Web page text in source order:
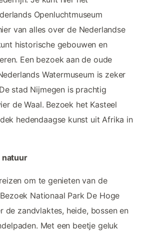
Openluchtmuseum
van alles over de Nederlandse
historische gebouwen en
Een bezoek aan de oude
Watermuseum is zeker
stad Nijmegen is prachtig
de Waal. Bezoek het Kasteel
hedendaagse kunst uit Afrika in
natuur
om te genieten van de
Nationaal Park De Hoge
de zandvlaktes, heide, bossen en
Met een beetje geluk